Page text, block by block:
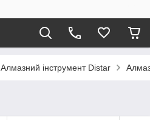
Алмазний інструмент Distar